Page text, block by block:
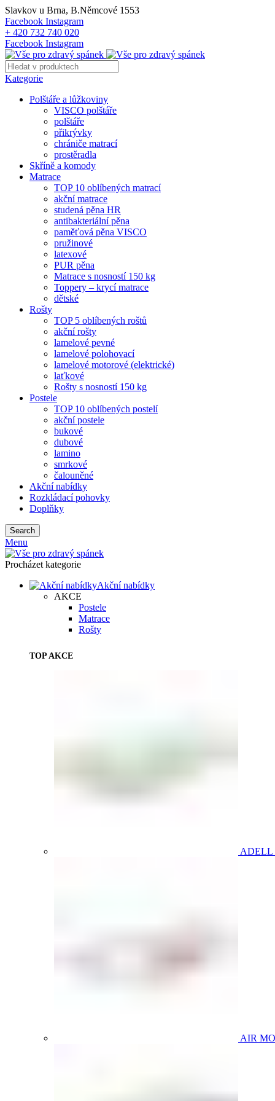
Slavkov u Brna, B.Němcové 1553
Facebook Instagram
+ 420 732 740 020
Facebook Instagram
Kategorie
Polštáře a lůžkoviny
VISCO polštáře
polštáře
přikrývky
chrániče matrací
prostěradla
Skříně a komody
Matrace
TOP 10 oblíbených matrací
akční matrace
studená pěna HR
antibakteriální pěna
paměťová pěna VISCO
pružinové
latexové
PUR pěna
Matrace s nosností 150 kg
Toppery – krycí matrace
dětské
Rošty
TOP 5 oblíbených roštů
akční rošty
lamelové pevné
lamelové polohovací
lamelové motorové (elektrické)
laťkové
Rošty s nosností 150 kg
Postele
TOP 10 oblíbených postelí
akční postele
bukové
dubové
lamino
smrkové
čalouněné
Akční nabídky
Rozkládací pohovky
Doplňky
Search
Menu
Procházet kategorie
Akční nabídky
AKCE
Postele
Matrace
Rošty
TOP AKCE
ADELL
AIR